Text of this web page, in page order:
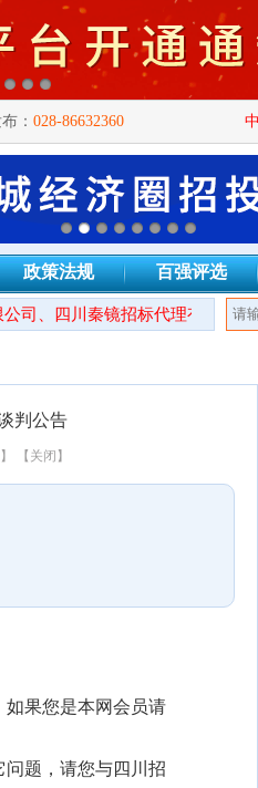
： 028-86632360
政策法规 百强评选
、四川秦镜招标代理有限公司
判公告
【关闭】
如果您是本网会员请
题，请您与四川招